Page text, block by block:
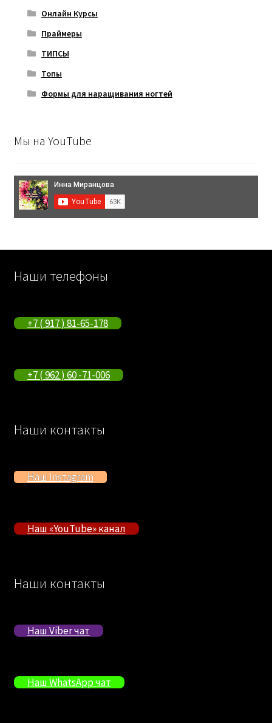
Онлайн Курсы
Праймеры
ТИПСЫ
Топы
Формы для наращивания ногтей
Мы на YouTube
Наши телефоны
+7 ( 917 ) 81-65-178
+7 ( 962 ) 60 -71-006
Наши контакты
Наш Instagram
Наш «YouTube» канал
Наши контакты
Наш Viber чат
Наш WhatsApp чат